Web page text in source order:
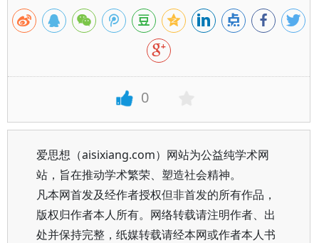
0
爱思想（aisixiang.com）网站为公益纯学术网
站，旨在推动学术繁荣、塑造社会精神。
凡本网首发及经作者授权但非首发的所有作品，
版权归作者本人所有。网络转载请注明作者、出
处并保持完整，纸媒转载请经本网或作者本人书